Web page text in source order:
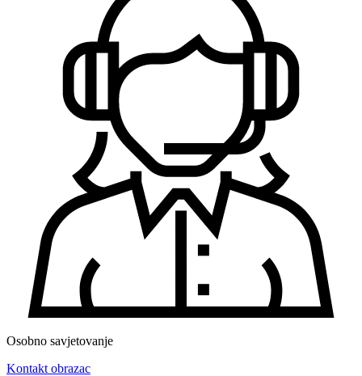
Osobno savjetovanje
Kontakt obrazac